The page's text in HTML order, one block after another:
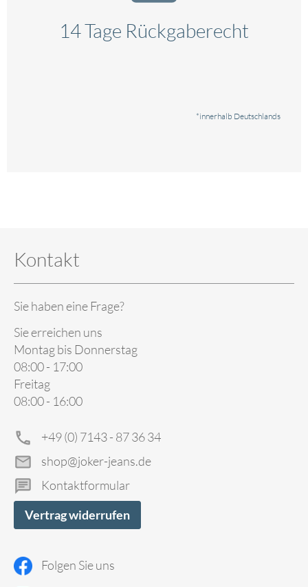
14 Tage Rückgaberecht
*innerhalb Deutschlands
Kontakt
Sie haben eine Frage?
Sie erreichen uns
Montag bis Donnerstag
08:00 - 17:00
Freitag
08:00 - 16:00
+49 (0) 7143 - 87 36 34
shop@joker-jeans.de
Kontaktformular
Vertrag widerrufen
Folgen Sie uns